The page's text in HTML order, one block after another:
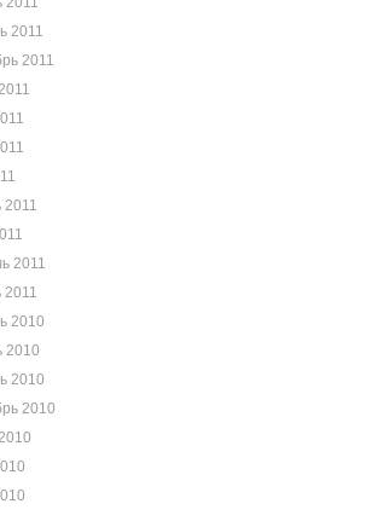
2011
2011
2011
2011
2011
2010
2010
2010
2010